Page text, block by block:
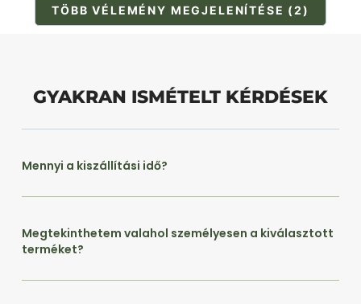
TÖBB VÉLEMÉNY MEGJELENÍTÉSE (2)
GYAKRAN ISMÉTELT KÉRDÉSEK
Mennyi a kiszállítási idő?
Megtekinthetem valahol személyesen a kiválasztott
terméket?